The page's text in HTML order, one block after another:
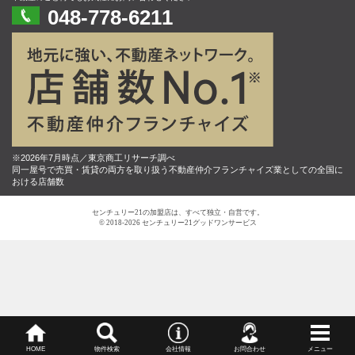
048-778-6211
※2026年7月時点／東京商工リサーチ調べ
同一屋号で売買・賃貸の両方を取り扱う不動産仲介フランチャイズ業としての全国に
おける店舗数
センチュリー21の加盟店は、すべて独立・自営です。
© 2018-2026 センチュリー21グッドワンサービス
HOME 物件検索 会社情報 お問合わせ メニュー